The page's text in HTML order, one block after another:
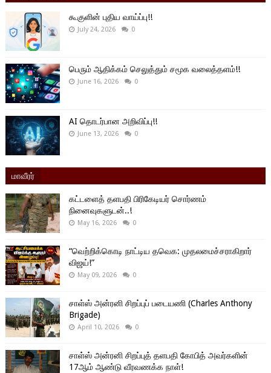
கூகுளின் புதிய வாய்ப்பு!!
July 24, 2026 0
பெரும் ஆதிக்கம் செலுத்தும் சமூக வலைத்தளம்!!
June 16, 2026 0
AI தொடர்பான அறிவிப்பு!!
June 13, 2026 0
மாவீரர்
கட்டளைத் தளபதி பிரிகேடியர் சொர்ணம்
நினைவுகளுடன்..!
May 16, 2026 0
“வெற்றிக்கொடி நாட்டிய தவெக: முதலமைச்சராகிறார்
விஜய்!”
May 09, 2026 0
சாள்ஸ் அன்ரனி சிறப்புப் படையணி (Charles Anthony
Brigade)
April 10, 2026 0
சாள்ஸ் அன்ரனி சிறப்புத் தளபதி கோபித் அவர்களின்
17ஆம் ஆண்டு வீரவணக்க நாள்!